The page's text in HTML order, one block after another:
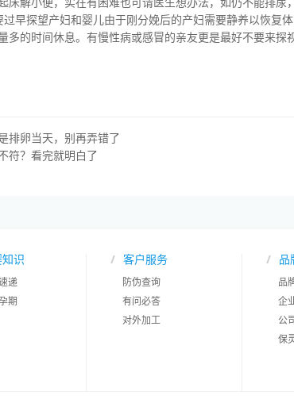
早探望产妇和婴儿由于刚分娩后的产妇需要静养以恢复
多的时间休息。有慢性病或感冒的亲友更是最好不要来探
排卵当天，别再弄错了
符？看完就明白了
识
递
期
客户服务
防伪查询
有问必答
对外加工
品
品
企
公
保